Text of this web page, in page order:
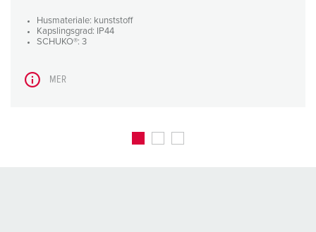
Husmateriale: kunststoff
Kapslingsgrad: IP44
SCHUKO®: 3
MER